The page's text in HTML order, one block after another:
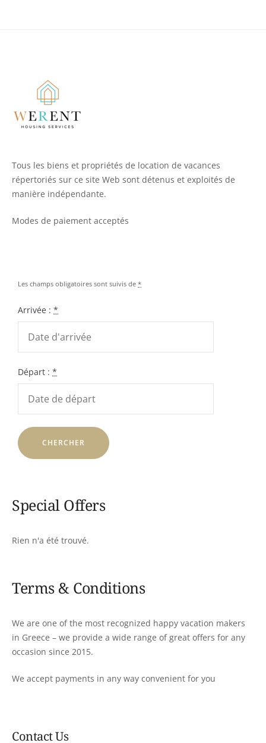
Tous les biens et propriétés de location de vacances
répertoriés sur ce site Web sont détenus et exploités de
manière indépendante.
Modes de paiement acceptés
Les champs obligatoires sont suivis de *
Arrivée : *
Départ : *
Special Offers
Rien n'a été trouvé.
Terms & Conditions
We are one of the most recognized happy vacation makers
in Greece – we provide a wide range of great offers for any
occasion since 2015.
We accept payments in any way convenient for you
Contact Us